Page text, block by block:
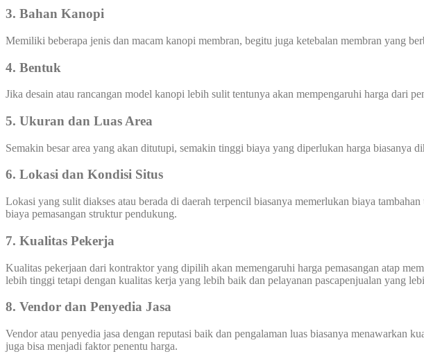
3. Bahan Kanopi
Memiliki beberapa jenis dan macam kanopi membran, begitu juga ketebalan membran yang
4. Bentuk
Jika desain atau rancangan model kanopi lebih sulit tentunya akan mempengaruhi harga dari
5. Ukuran dan Luas Area
Semakin besar area yang akan ditutupi, semakin tinggi biaya yang diperlukan harga biasanya
6. Lokasi dan Kondisi Situs
Lokasi yang sulit diakses atau berada di daerah terpencil biasanya memerlukan biaya
biaya pemasangan struktur pendukung.
7. Kualitas Pekerja
Kualitas pekerjaan dari kontraktor yang dipilih akan memengaruhi harga pemasangan atap
lebih tinggi tetapi dengan kualitas kerja yang lebih baik dan pelayanan pascapenjualan yang
8. Vendor dan Penyedia Jasa
Vendor atau penyedia jasa dengan reputasi baik dan pengalaman luas biasanya menawarkan
juga bisa menjadi faktor penentu harga.